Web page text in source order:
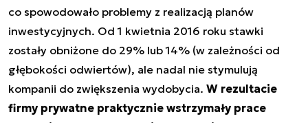
co spowodowało problemy z realizacją planów
inwestycyjnych. Od 1 kwietnia 2016 roku stawki
zostały obniżone do 29% lub 14% (w zależności od
głębokości odwiertów), ale nadal nie stymulują
kompanii do zwiększenia wydobycia. W rezultacie
firmy prywatne praktycznie wstrzymały prace